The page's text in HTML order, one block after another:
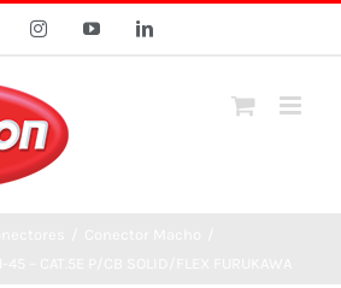
FacebookInstagramYouTubeLinkedIn